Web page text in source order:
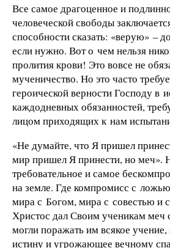
Все самое драгоценное и
человеческой свободы
способности сказать: «верую» –
если нужно. Вот о чем нельзя
пролития крови! Это вовсе не
мученичество. Но это часто
героической верности Господу в
каждодневных обязанностей,
лицом приходящих к нам
«Не думайте, что Я пришел
мир пришел Я принести, но меч».
требовательное и самое
на земле. Где компромисс с
мира с Богом, мира с совестью и
Христос дал Своим ученикам меч
могли поражать им всякое
истину и угрожающее вечному